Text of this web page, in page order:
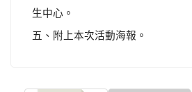
生中心。
五、附上本次活動海報。